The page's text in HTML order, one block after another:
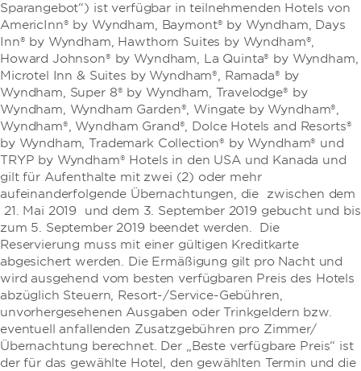
Sparangebot“) ist verfügbar in teilnehmenden Hotels von
AmericInn® by Wyndham, Baymont® by Wyndham, Days
Inn® by Wyndham, Hawthorn Suites by Wyndham®,
Howard Johnson® by Wyndham, La Quinta® by Wyndham,
Microtel Inn & Suites by Wyndham®, Ramada® by
Wyndham, Super 8® by Wyndham, Travelodge® by
Wyndham, Wyndham Garden®, Wingate by Wyndham®,
Wyndham®, Wyndham Grand®, Dolce Hotels and Resorts®
by Wyndham, Trademark Collection® by Wyndham® und
TRYP by Wyndham® Hotels in den USA und Kanada und
gilt für Aufenthalte mit zwei (2) oder mehr
aufeinanderfolgende Übernachtungen, die zwischen dem
21. Mai 2019 und dem 3. September 2019 gebucht und bis
zum 5. September 2019 beendet werden. Die
Reservierung muss mit einer gültigen Kreditkarte
abgesichert werden. Die Ermäßigung gilt pro Nacht und
wird ausgehend vom besten verfügbaren Preis des Hotels
abzüglich Steuern, Resort-/Service-Gebühren,
unvorhergesehenen Ausgaben oder Trinkgeldern bzw.
eventuell anfallenden Zusatzgebühren pro Zimmer/
Übernachtung berechnet. Der „Beste verfügbare Preis“ ist
der für das gewählte Hotel, den gewählten Termin und die